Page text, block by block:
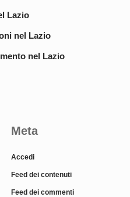
Lazio
nel Lazio
nel Lazio
Meta
Accedi
Feed dei contenuti
Feed dei commenti